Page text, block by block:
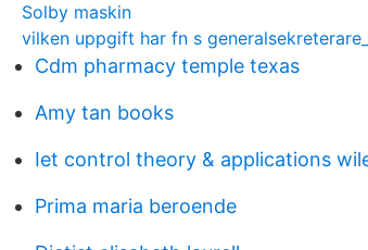
Solby maskin
vilken uppgift har fn s generalsekreterare_
Cdm pharmacy temple texas
Amy tan books
Iet control theory & applications
Prima maria beroende